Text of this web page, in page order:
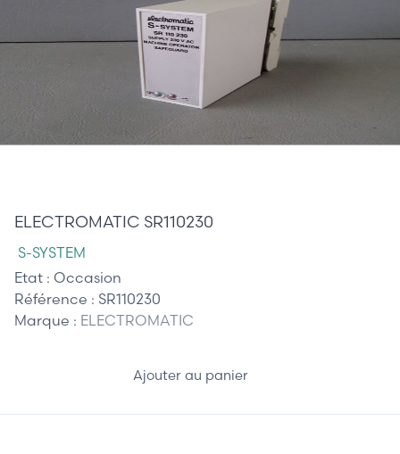
ELECTROMATIC SR110230
S-SYSTEM
Etat : Occasion
Référence : SR110230
Marque : ELECTROMATIC
Ajouter au panier